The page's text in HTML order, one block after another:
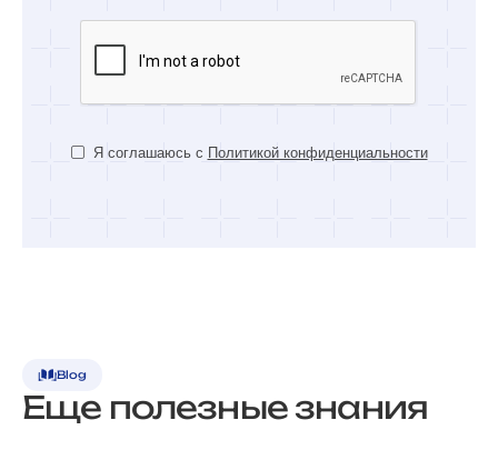
Я соглашаюсь с Политикой конфиденциальности
Blog
Еще полезные знания